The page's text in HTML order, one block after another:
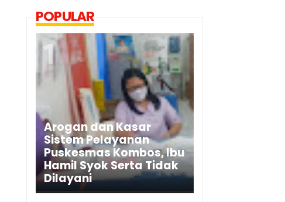
POPULAR
Arogan dan Kasar
Sistem Pelayanan
Puskesmas Kombos, Ibu
Hamil Syok Serta Tidak
Dilayani